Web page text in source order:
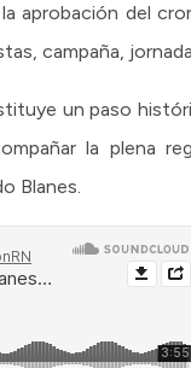
aprobación del
campaña,
un paso
la plena
Blanes.